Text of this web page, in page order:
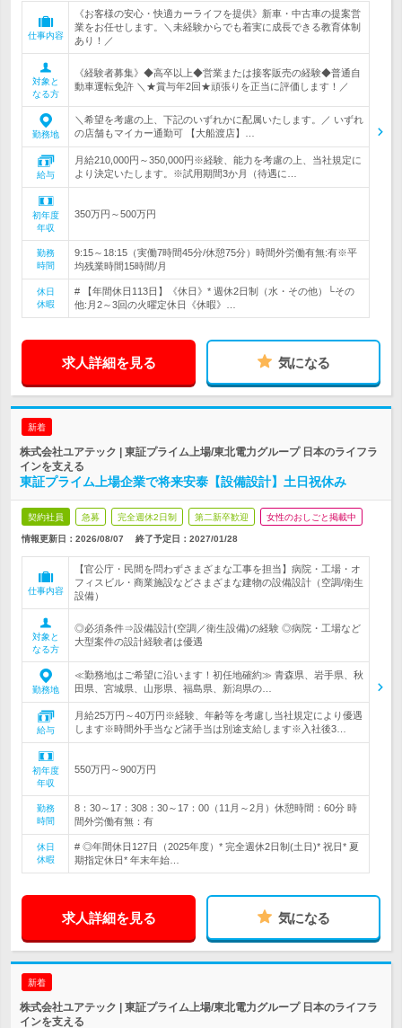
仕事内容
《お客様の安心・快適カーライフを提供》新車・中古車の提案営
業をお任せします。＼未経験からでも着実に成長できる教育体制
あり！／
対象と
なる方
《経験者募集》◆高卒以上◆営業または接客販売の経験◆普通自
動車運転免許 ＼★賞与年2回★頑張りを正当に評価します！／
勤務地
＼希望を考慮の上、下記のいずれかに配属いたします。／ いずれ
の店舗もマイカー通勤可 【大船渡店】…
給与
月給210,000円～350,000円※経験、能力を考慮の上、当社規定に
より決定いたします。※試用期間3か月（待遇に…
初年度
年収
350万円～500万円
勤務
時間
9:15～18:15（実働7時間45分/休憩75分）時間外労働有無:有※平
均残業時間15時間/月
休日
休暇
# 【年間休日113日】《休日》* 週休2日制（水・その他）└その
他:月2～3回の火曜定休日《休暇》…
求人詳細を見る 気になる
新着
株式会社ユアテック | 東証プライム上場/東北電力グループ 日本のライフラ
インを支える
東証プライム上場企業で将来安泰【設備設計】土日祝休み
契約社員 急募 完全週休2日制 第二新卒歓迎 女性のおしごと掲載中
情報更新日：2026/08/07 終了予定日： 2027/01/28
仕事内容
【官公庁・民間を問わずさまざまな工事を担当】病院・工場・オ
フィスビル・商業施設などさまざまな建物の設備設計（空調/衛生
設備）
対象と
なる方
◎必須条件⇒設備設計(空調／衛生設備)の経験 ◎病院・工場など
大型案件の設計経験者は優遇
勤務地
≪勤務地はご希望に沿います！初任地確約≫ 青森県、岩手県、秋
田県、宮城県、山形県、福島県、新潟県の…
給与
月給25万円～40万円※経験、年齢等を考慮し当社規定により優遇
します※時間外手当など諸手当は別途支給します※入社後3…
初年度
年収
550万円～900万円
勤務
時間
8：30～17：308：30～17：00（11月～2月）休憩時間：60分 時
間外労働有無：有
休日
休暇
# ◎年間休日127日（2025年度）* 完全週休2日制(土日)* 祝日* 夏
期指定休日* 年末年始…
求人詳細を見る 気になる
新着
株式会社ユアテック | 東証プライム上場/東北電力グループ 日本のライフラ
インを支える